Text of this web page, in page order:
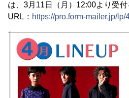
は、3月11日（月）12:00より受付
URL： https://pro.form-mailer.jp/